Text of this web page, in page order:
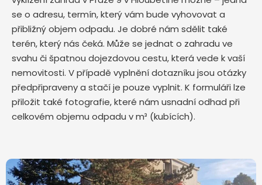
se o adresu, termín, který vám bude vyhovovat a
přibližný objem odpadu. Je dobré nám sdělit také
terén, který nás čeká. Může se jednat o zahradu ve
svahu či špatnou dojezdovou cestu, která vede k vaší
nemovitosti. V případě vyplnění dotazníku jsou otázky
předpřipraveny a stačí je pouze vyplnit. K formuláři lze
přiložit také fotografie, které nám usnadní odhad při
celkovém objemu odpadu v m³ (kubících).